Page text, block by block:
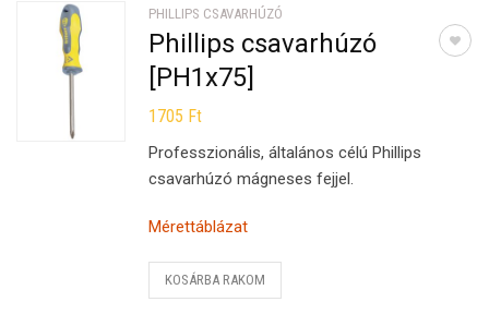
PHILLIPS CSAVARHÚZÓ
Phillips csavarhúzó
[PH1x75]
1705 Ft
Professzionális, általános célú Phillips
csavarhúzó mágneses fejjel.
Mérettáblázat
KOSÁRBA RAKOM